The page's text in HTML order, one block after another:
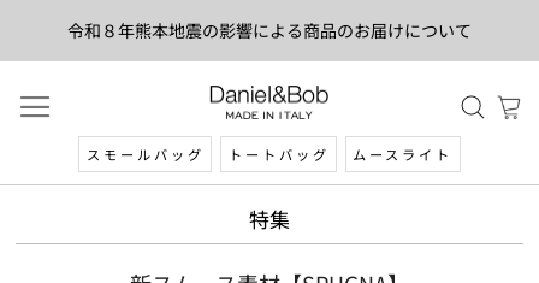
令和８年熊本地震の影響による商品のお届けについて
スモールバッグ トートバッグ ムースライト
特集